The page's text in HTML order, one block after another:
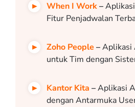
When I Work–
Fitur Penjadwalan
Zoho People –Aplikasi
untuk Tim dengan
Kantor Kita –Aplikasi
dengan Antarmuka